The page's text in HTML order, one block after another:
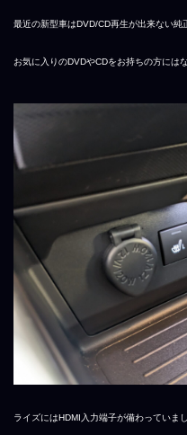
最近の新型車はDVD/CD再生が出来ない純
お気に入りのDVDやCDをお持ちの方には
ライズにはHDMI入力端子が備わっていま